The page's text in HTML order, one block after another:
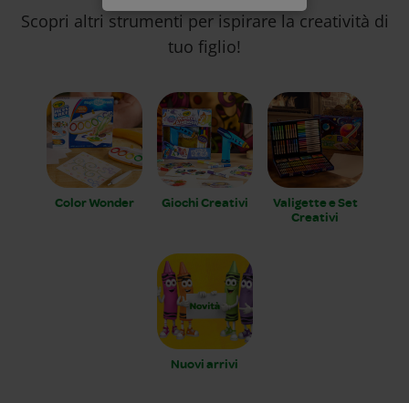
Scopri altri strumenti per ispirare la creatività di
tuo figlio!
Color Wonder Giochi Creativi
Valigette e Set
Creativi
Nuovi arrivi